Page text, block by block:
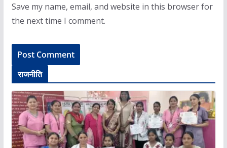
Save my name, email, and website in this browser for
the next time I comment.
राजनीति